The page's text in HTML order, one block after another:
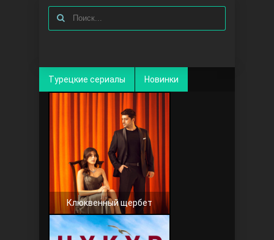
Турецкие сериалы Новинки
Клюквенный щербет